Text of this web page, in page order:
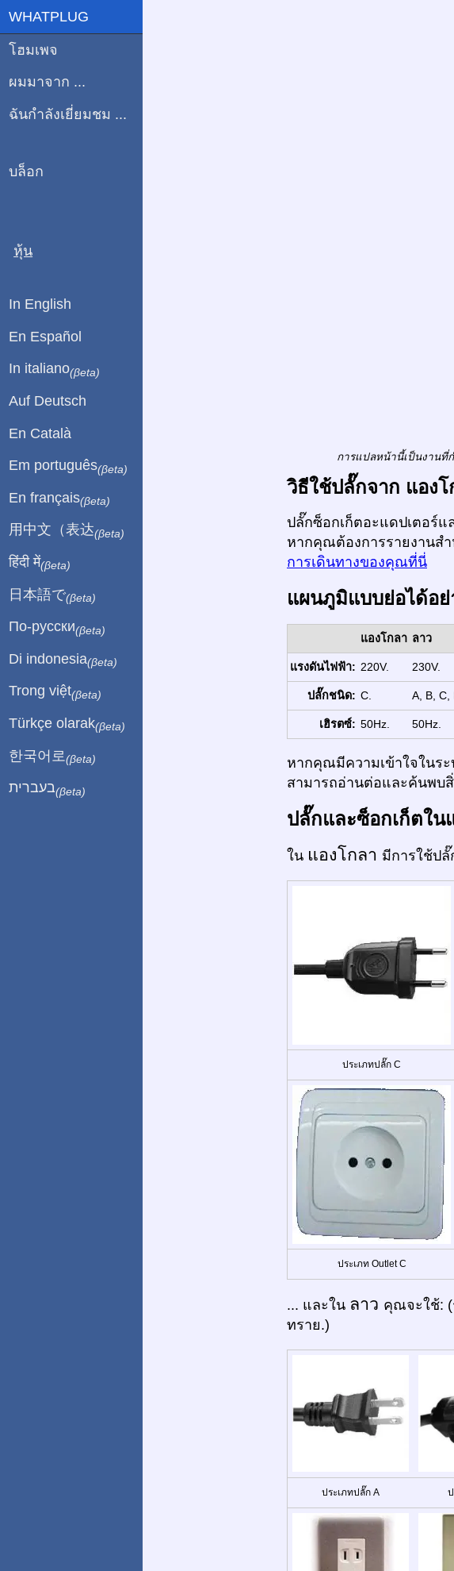
การแปลหน้านี้เป็นงานที่
วิธีใช้ปลั๊กจาก แอง
ปลั๊กซ็อกเก็ตอะแดปเตอร์แ
หากคุณต้องการรายงานสำ
การเดินทางของคุณที่นี่
แผนภูมิแบบย่อได้อย่
แองโกลา ลาว
แรงดันไฟฟ้า: 220V. 230V.
ปลั๊กชนิด: C. A, B, C,
เฮิรตซ์: 50Hz. 50Hz.
หากคุณมีความเข้าใจใน
สามารถอ่านต่อและค้นพบ
ปลั๊กและซ็อกเก็ตใน
ใน แองโกลา มีการใช้ป
ประเภทปลั๊ก C
ประเภท Outlet C
... และใน ลาว คุณจะใช้: (
ทราย.)
ประเภทปลั๊ก A
WHATPLUG
โฮมเพจ
ผมมาจาก ...
ฉันกำลังเยี่ยมชม ...
บล็อก
หุ้น
In English
En Español
In italiano(βeta)
Auf Deutsch
En Català
Em português(βeta)
En français(βeta)
用中文（表达(βeta)
हिंदी में(βeta)
日本語で(βeta)
По-русски(βeta)
Di indonesia(βeta)
Trong việt(βeta)
Türkçe olarak(βeta)
한국어로 (βeta)
בעברית(βeta)